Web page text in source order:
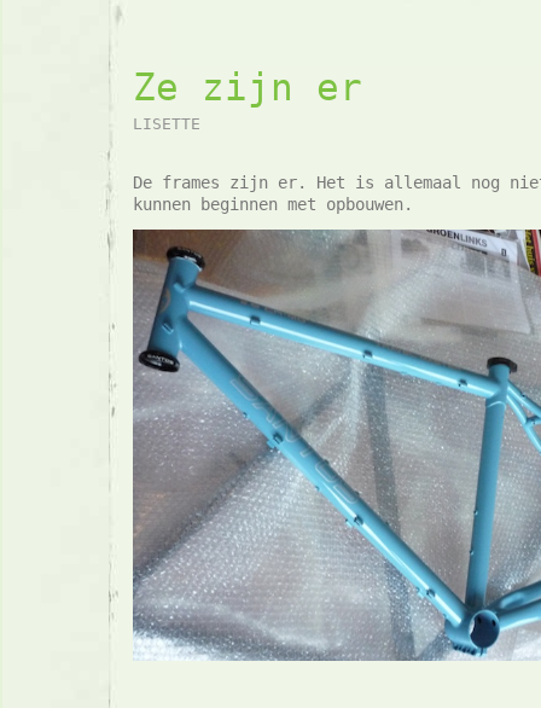
Ze zijn er
LISETTE
De frames zijn er. Het is allemaal nog
kunnen beginnen met opbouwen.